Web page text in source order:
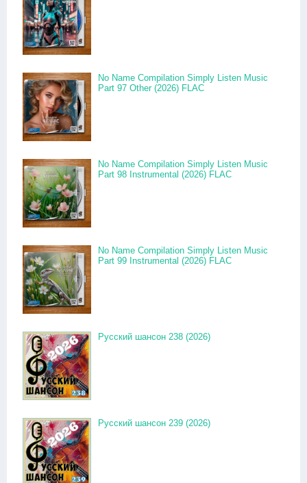
No Name Compilation Simply Listen Music
Part 97 Other (2026) FLAC
No Name Compilation Simply Listen Music
Part 98 Instrumental (2026) FLAC
No Name Compilation Simply Listen Music
Part 99 Instrumental (2026) FLAC
Русский шансон 238 (2026)
Русский шансон 239 (2026)